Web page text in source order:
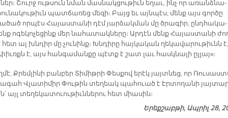
Շուրջ ութ­սուն նման մաս­նակ­ցու­թիւն ե­ղաւ, ինչ որ ա­ռանձ­նա­
պատ­ճա­ռեց մե­զի։ Բայց եւ այն­պէս, մենք այս գոր­ծը
որ­պէս Հա­յաս­տա­նի դէմ յար­ձակ­ման մը ծրա­գիր, ընդ­հա­կա­
ո­գե­կո­չե­ցինք մեր նա­հա­տակ­նե­րը։ Ար­դէն մենք Հա­յաս­տա­նի
հետ ալ խնդիր մը չու­նինք։ Խնդի­րը հայ­կա­կան ղե­կա­վա­րու­թիւնն է,
է, այս հան­գա­ման­քը պէտք է շատ լաւ հասկ­նա­լի ըլ­լայ»։
Քրեմ­լի­նի բան­բեր Տի­միթ­րի Փես­քով ե­րէկ յայտ­նեց, որ
Վլա­տի­միր Փու­թին տե­ղեակ պա­հո­ւած է Էր­տո­ղա­նի
այլ տե­ղե­կա­տո­ւու­թիւն­նե­րու հետ միա­սին։
Երեքշաբթի, Ապրիլ 28,